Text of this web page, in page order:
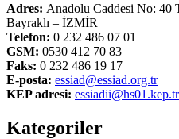
Adres: Anadolu Caddesi No: 40
Bayraklı – İZMİR
Telefon: 0 232 486 07 01
GSM: 0530 412 70 83
Faks: 0 232 486 19 17
E-posta: essiad@essiad.org.tr
KEP adresi: essiadii@hs01.kep.tr
Kategoriler